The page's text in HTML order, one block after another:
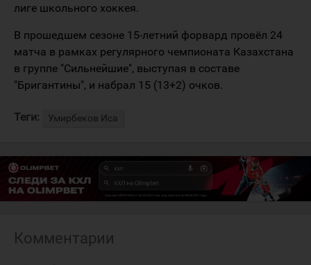
лиге школьного хоккея.
В прошедшем сезоне 15-летний форвард провёл 24
матча в рамках регулярного чемпионата Казахстана
в группе "Сильнейшие", выступая в составе
"Бригантины", и набрал 15 (13+2) очков.
Теги: Умирбеков Иса
Комментарии